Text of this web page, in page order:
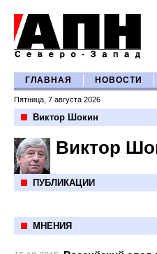
ГЛАВНАЯ НОВОСТИ
Пятница, 7 августа 2026
Виктор Шокин
Виктор
ПУБЛИКАЦИИ
МНЕНИЯ